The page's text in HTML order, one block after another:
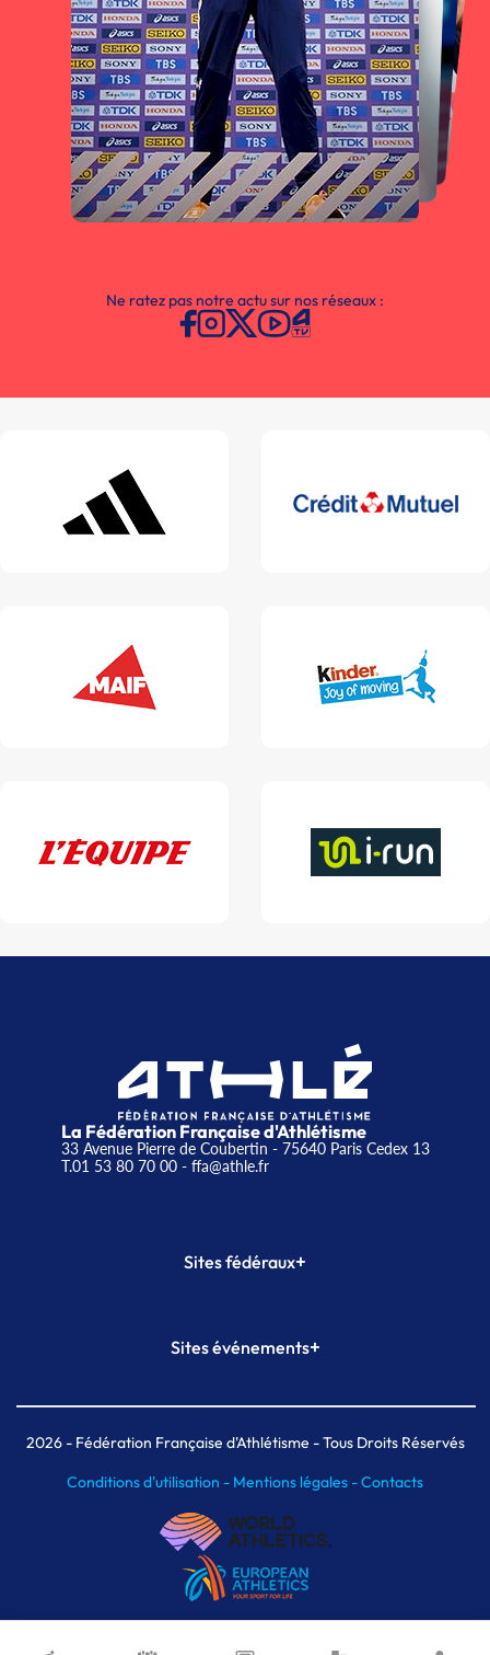
Ne ratez pas notre actu sur nos réseaux :
La Fédération Française d'Athlétisme
33 Avenue Pierre de Coubertin - 75640 Paris Cedex 13
T.01 53 80 70 00- ffa@athle.fr
Sites fédéraux+
Plateforme Formation
Sites événements+
Meeting de Paris indoor
MAIF Ekiden de Paris
2026- Fédération Française d'Athlétisme - Tous Droits Réservés
Conditions d'utilisation - Mentions légales -Contacts